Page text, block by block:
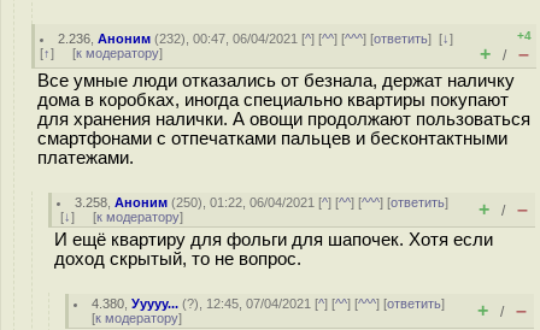
2.236 ,Аноним (232), 00:47, 06/04/2021 [^] [^^] [^^^] [ответить][↓]
[↑] [к модератору]
+4
+ / –
Все умные люди отказались от безнала, держат наличку
дома в коробках, иногда специально квартиры покупают
для хранения налички. А овощи продолжают пользоваться
смартфонами с отпечатками пальцев и бесконтактными
платежами.
3.258 ,Аноним (250), 01:22, 06/04/2021 [^] [^^] [^^^] [ответить]
[↓] [к модератору] + / –
И ещё квартиру для фольги для шапочек. Хотя если
доход скрытый, то не вопрос.
4.380 ,Ууууу... (?), 12:45, 07/04/2021 [^] [^^] [^^^] [ответить]
[к модератору] + / –